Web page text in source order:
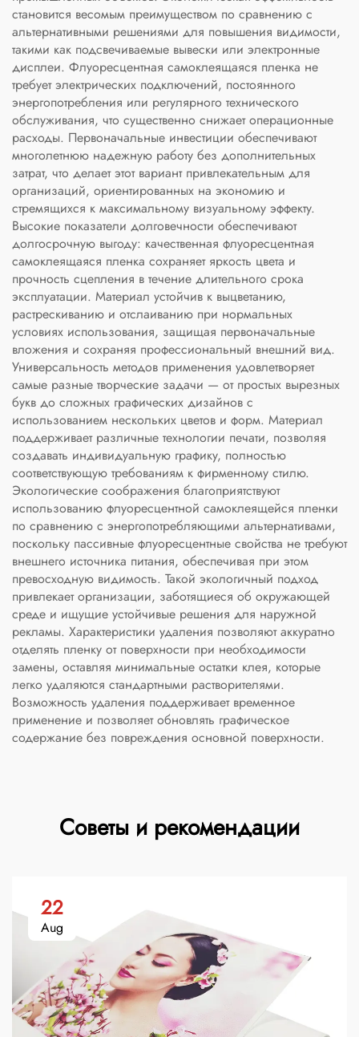
становится весомым преимуществом по сравнению с
альтернативными решениями для повышения видимости,
такими как подсвечиваемые вывески или электронные
дисплеи. Флуоресцентная самоклеящаяся пленка не
требует электрических подключений, постоянного
энергопотребления или регулярного технического
обслуживания, что существенно снижает операционные
расходы. Первоначальные инвестиции обеспечивают
многолетнюю надежную работу без дополнительных
затрат, что делает этот вариант привлекательным для
организаций, ориентированных на экономию и
стремящихся к максимальному визуальному эффекту.
Высокие показатели долговечности обеспечивают
долгосрочную выгоду: качественная флуоресцентная
самоклеящаяся пленка сохраняет яркость цвета и
прочность сцепления в течение длительного срока
эксплуатации. Материал устойчив к выцветанию,
растрескиванию и отслаиванию при нормальных
условиях использования, защищая первоначальные
вложения и сохраняя профессиональный внешний вид.
Универсальность методов применения удовлетворяет
самые разные творческие задачи — от простых вырезных
букв до сложных графических дизайнов с
использованием нескольких цветов и форм. Материал
поддерживает различные технологии печати, позволяя
создавать индивидуальную графику, полностью
соответствующую требованиям к фирменному стилю.
Экологические соображения благоприятствуют
использованию флуоресцентной самоклеящейся пленки
по сравнению с энергопотребляющими альтернативами,
поскольку пассивные флуоресцентные свойства не требуют
внешнего источника питания, обеспечивая при этом
превосходную видимость. Такой экологичный подход
привлекает организации, заботящиеся об окружающей
среде и ищущие устойчивые решения для наружной
рекламы. Характеристики удаления позволяют аккуратно
отделять пленку от поверхности при необходимости
замены, оставляя минимальные остатки клея, которые
легко удаляются стандартными растворителями.
Возможность удаления поддерживает временное
применение и позволяет обновлять графическое
содержание без повреждения основной поверхности.
Советы и рекомендации
22
Aug